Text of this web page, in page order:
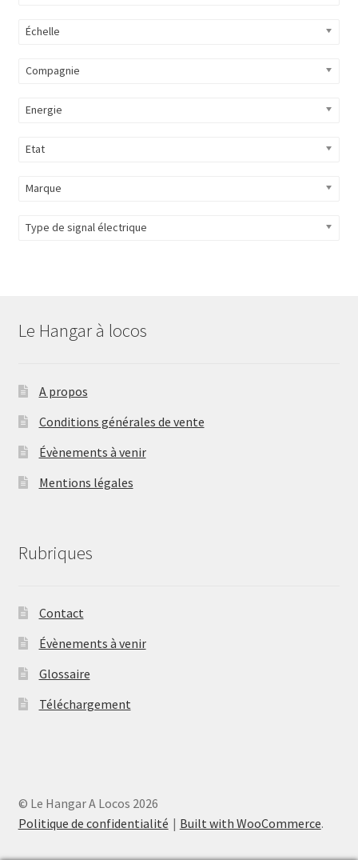
Échelle
Compagnie
Energie
Etat
Marque
Type de signal électrique
Le Hangar à locos
A propos
Conditions générales de vente
Évènements à venir
Mentions légales
Rubriques
Contact
Évènements à venir
Glossaire
Téléchargement
© Le Hangar A Locos 2026
Politique de confidentialité
Built with WooCommerce.